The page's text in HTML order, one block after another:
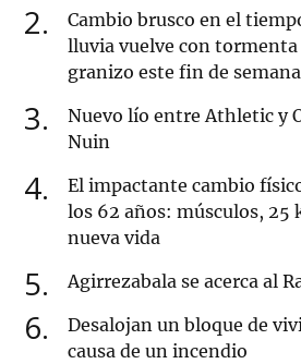
2
Cambio brusco en el
lluvia vuelve con
granizo este fin de semana
3
Nuevo lío entre Athletic y
Nuin
4
El impactante cambio
los 62 años: músculos, 25
nueva vida
5 Agirrezabala se acerca al
6
Desalojan un bloque de
causa de un incendio